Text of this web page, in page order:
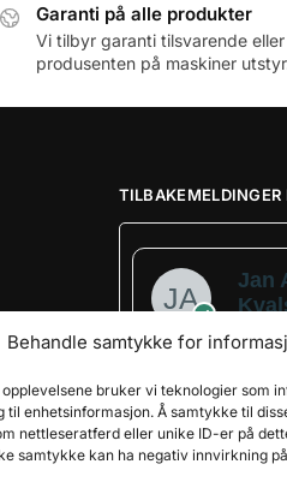
Behandle samtykke for
opplevelsene bruker vi teknologier som
til enhetsinformasjon. Å samtykke til
nettleseratferd eller unike ID-er på
samtykke kan ha negativ innvirkning
Garanti på alle produkter
Vi tilbyr garanti tilsvarende
produsenten på maskiner
TILBAKEMELDINGER
Jan